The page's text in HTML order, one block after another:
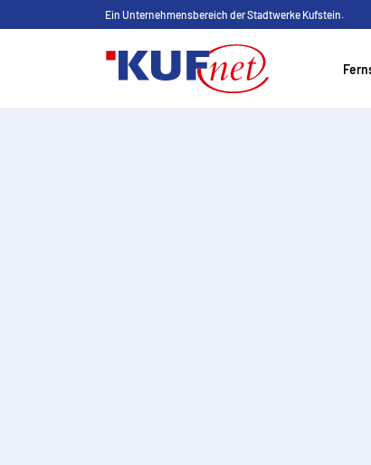
Ein Unternehmensbereich der Stadtwerke Kufstein.